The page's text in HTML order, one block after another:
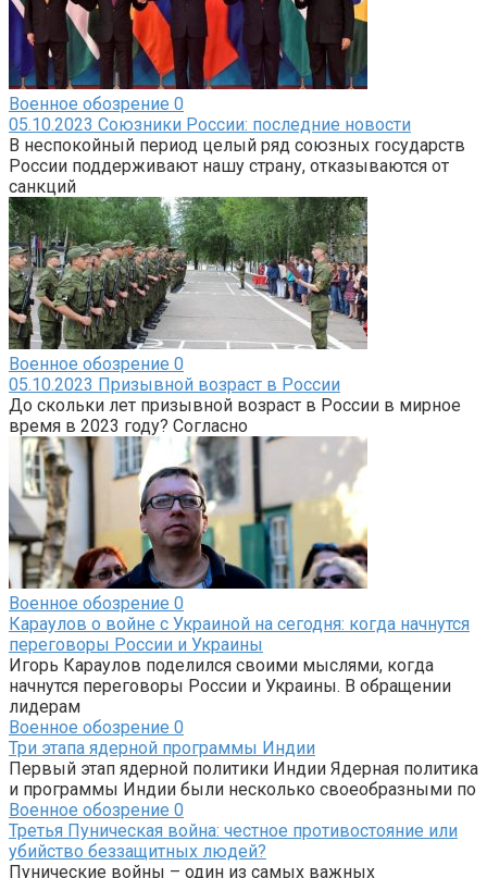
Военное обозрение 0
05.10.2023 Союзники России: последние новости
В неспокойный период целый ряд союзных государств
России поддерживают нашу страну, отказываются от
санкций
Военное обозрение 0
05.10.2023 Призывной возраст в России
До скольки лет призывной возраст в России в мирное
время в 2023 году? Согласно
Военное обозрение 0
Караулов о войне с Украиной на сегодня: когда начнутся
переговоры России и Украины
Игорь Караулов поделился своими мыслями, когда
начнутся переговоры России и Украины. В обращении
лидерам
Военное обозрение 0
Три этапа ядерной программы Индии
Первый этап ядерной политики Индии Ядерная политика
и программы Индии были несколько своеобразными по
Военное обозрение 0
Третья Пуническая война: честное противостояние или
убийство беззащитных людей?
Пунические войны – один из самых важных